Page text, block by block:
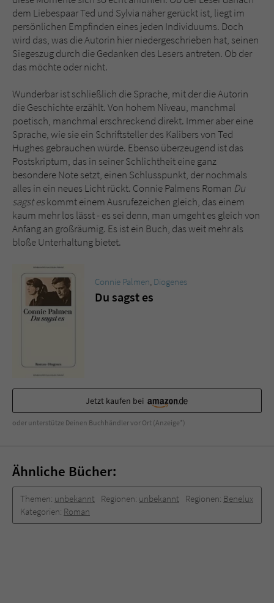
dem Liebespaar Ted und Sylvia näher gerückt ist, liegt im
persönlichen Empfinden eines jeden Individuums. Doch
wird das, was die Autorin hier niedergeschrieben hat, seinen
Siegeszug durch die Gedanken des Lesers antreten. Ob der
das möchte oder nicht.
Wunderbar ist schließlich die Sprache, mit der die Autorin
die Geschichte erzählt. Von hohem Niveau, manchmal
poetisch, manchmal erschreckend direkt. Immer aber eine
Sprache, wie sie ein Schriftsteller des Kalibers von Ted
Hughes gebrauchen würde. Ebenso überzeugend ist das
Postskriptum, das in seiner Schlichtheit eine ganz
besondere Note setzt, einen Schlusspunkt, der nochmals
alles in ein neues Licht rückt. Connie Palmens Roman Du
sagst eskommt einem Ausrufezeichen gleich, das einem
kaum mehr los lässt - es sei denn, man umgeht es gleich von
Anfang an großräumig. Es ist ein Buch, das weit mehr als
bloße Unterhaltung bietet.
Connie Palmen Diogenes
Du sagst es
Jetzt kaufen bei
oder unterstütze Deinen Buchhändler vor Ort (Anzeige*)
Ähnliche Bücher:
Themen: unbekannt Regionen: unbekannt Regionen: Benelux
Kategorien: Roman